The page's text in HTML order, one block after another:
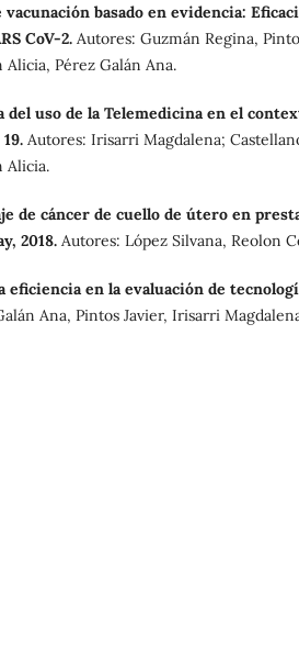
vacunación basado en evidencia:
CoV-2. Autores: Guzmán Regina,
Alicia, Pérez Galán Ana.
del uso de la Telemedicina en el
Autores: Irisarri Magdalena;
Alicia.
de cáncer de cuello de útero en
2018. Autores: López Silvana, Reolon
eficiencia en la evaluación de
Ana, Pintos Javier, Irisarri